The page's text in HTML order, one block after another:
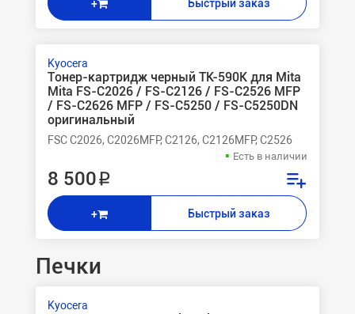
+ Быстрый заказ
Kyocera
Тонер-картридж черный TK-590K для Mita
Mita FS-C2026 / FS-C2126 / FS-C2526 MFP
/ FS-C2626 MFP / FS-C5250 / FS-C5250DN
оригинальный
FSC C2026, C2026MFP, C2126, C2126MFP, C2526
Есть в наличии
8 500 ₽
+ Быстрый заказ
Печки
Kyocera